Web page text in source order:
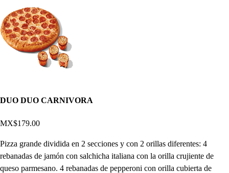
DUO DUO CARNIVORA
MX$179.00
Pizza grande dividida en 2 secciones y con 2 orillas diferentes: 4
rebanadas de jamón con salchicha italiana con la orilla crujiente de
queso parmesano. 4 rebanadas de pepperoni con orilla cubierta de